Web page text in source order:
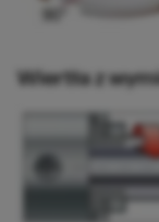
Wiertła z